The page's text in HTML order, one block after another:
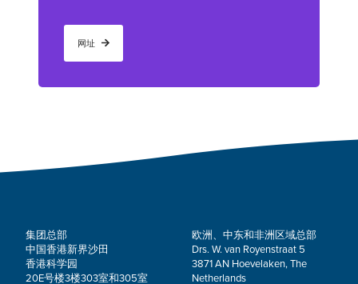
网址
集团总部
中国香港新界沙田
香港科学园
20E号楼3楼303室和305室
欧洲、中东和非洲区域总部
Drs. W. van Royenstraat 5
3871 AN Hoevelaken, The
Netherlands